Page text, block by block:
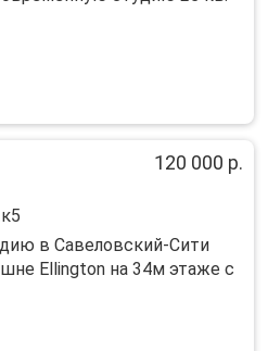
120 000 р.
в Савелoвский-Cити
Еllington на 34м этаже c